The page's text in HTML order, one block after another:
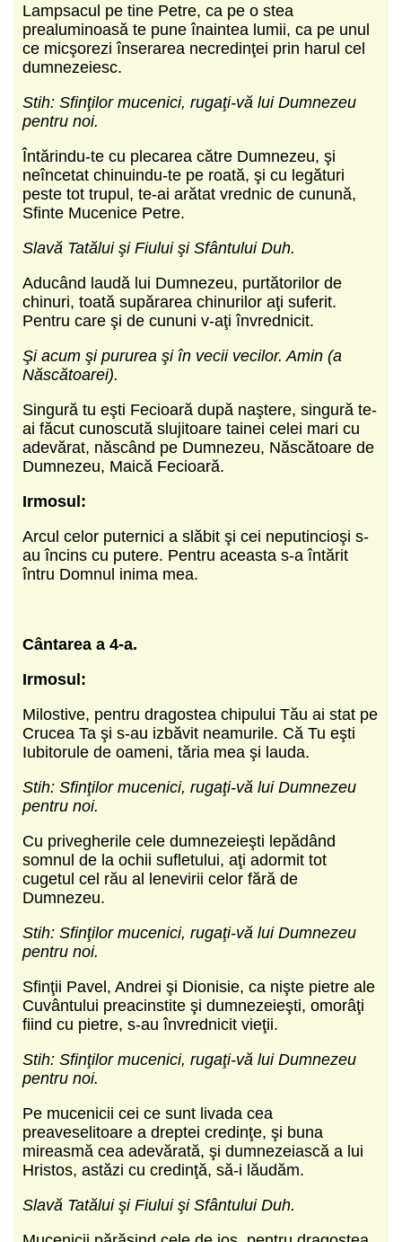
Lampsacul pe tine Petre, ca pe o stea
prealuminoasă te pune înaintea lumii, ca pe unul
ce micşorezi înserarea necredinţei prin harul cel
dumnezeiesc.
Stih: Sfinţilor mucenici, rugaţi-vă lui Dumnezeu
pentru noi.
Întărindu-te cu plecarea către Dumnezeu, şi
neîncetat chinuindu-te pe roată, şi cu legături
peste tot trupul, te-ai arătat vrednic de cunună,
Sfinte Mucenice Petre.
Slavă Tatălui şi Fiului şi Sfântului Duh.
Aducând laudă lui Dumnezeu, purtătorilor de
chinuri, toată supărarea chinurilor aţi suferit.
Pentru care şi de cununi v-aţi învrednicit.
Şi acum şi pururea şi în vecii vecilor. Amin (a
Născătoarei).
Singură tu eşti Fecioară după naştere, singură te-
ai făcut cunoscută slujitoare tainei celei mari cu
adevărat, născând pe Dumnezeu, Născătoare de
Dumnezeu, Maică Fecioară.
Irmosul:
Arcul celor puternici a slăbit şi cei neputincioşi s-
au încins cu putere. Pentru aceasta s-a întărit
întru Domnul inima mea.
Cântarea a 4-a.
Irmosul:
Milostive, pentru dragostea chipului Tău ai stat pe
Crucea Ta şi s-au izbăvit neamurile. Că Tu eşti
Iubitorule de oameni, tăria mea şi lauda.
Stih: Sfinţilor mucenici, rugaţi-vă lui Dumnezeu
pentru noi.
Cu privegherile cele dumnezeieşti lepădând
somnul de la ochii sufletului, aţi adormit tot
cugetul cel rău al lenevirii celor fără de
Dumnezeu.
Stih: Sfinţilor mucenici, rugaţi-vă lui Dumnezeu
pentru noi.
Sfinţii Pavel, Andrei şi Dionisie, ca nişte pietre ale
Cuvântului preacinstite şi dumnezeieşti, omorâţi
fiind cu pietre, s-au învrednicit vieţii.
Stih: Sfinţilor mucenici, rugaţi-vă lui Dumnezeu
pentru noi.
Pe mucenicii cei ce sunt livada cea
preaveselitoare a dreptei credinţe, şi buna
mireasmă cea adevărată, şi dumnezeiască a lui
Hristos, astăzi cu credinţă, să-i lăudăm.
Slavă Tatălui şi Fiului şi Sfântului Duh.